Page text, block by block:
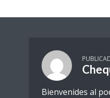
Bienvenides al